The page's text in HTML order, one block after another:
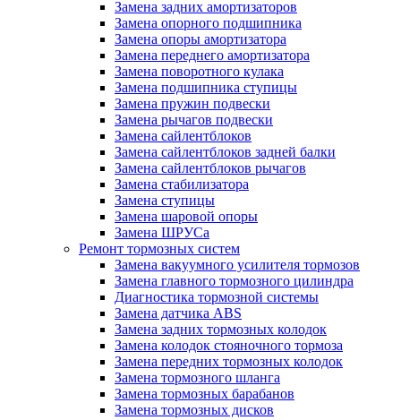
Замена задних амортизаторов
Замена опорного подшипника
Замена опоры амортизатора
Замена переднего амортизатора
Замена поворотного кулака
Замена подшипника ступицы
Замена пружин подвески
Замена рычагов подвески
Замена сайлентблоков
Замена сайлентблоков задней балки
Замена сайлентблоков рычагов
Замена стабилизатора
Замена ступицы
Замена шаровой опоры
Замена ШРУСа
Ремонт тормозных систем
Замена вакуумного усилителя тормозов
Замена главного тормозного цилиндра
Диагностика тормозной системы
Замена датчика ABS
Замена задних тормозных колодок
Замена колодок стояночного тормоза
Замена передних тормозных колодок
Замена тормозного шланга
Замена тормозных барабанов
Замена тормозных дисков